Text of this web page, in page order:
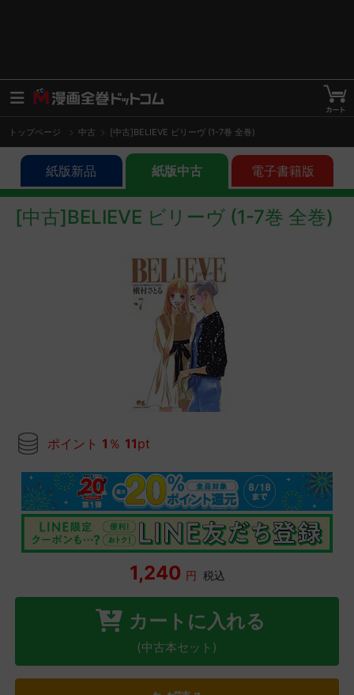
トップページ 中古 [中古]BELIEVE ビリーヴ (1-7巻 全巻)
紙版新品 紙版中古 電子書籍版
[中古]BELIEVE ビリーヴ (1-7巻 全巻)
ポイント 1 ％ 11pt
1,240 円 税込
カートに入れる
(中古本セット)